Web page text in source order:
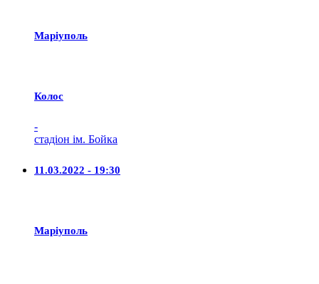
Маріуполь
Колос
-
стадіон ім. Бойка
11.03.2022 - 19:30
Маріуполь